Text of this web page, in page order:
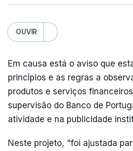
OUVIR
Em causa está o aviso que
princípios e as regras a
produtos e serviços
supervisão do Banco de
atividade e na publicidade
Neste projeto, "foi ajustada